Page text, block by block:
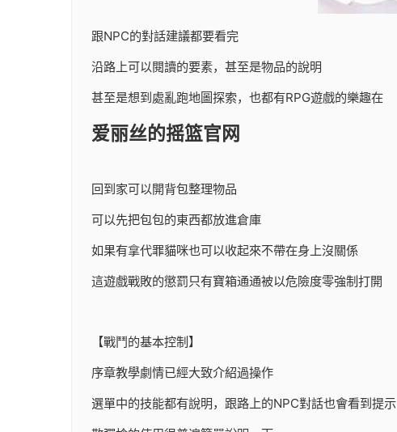
跟NPC的對話建議都要看完
沿路上可以閱讀的要素，甚至是物品的說明
甚至是想到處亂跑地圖探索，也都有RPG遊戲的樂趣在
爱丽丝的摇篮官网
回到家可以開背包整理物品
可以先把包包的東西都放進倉庫
如果有拿代罪貓咪也可以收起來不帶在身上沒關係
這遊戲戰敗的懲罰只有寶箱通通被以危險度零強制打開
【戰鬥的基本控制】
序章教學劇情已經大致介紹過操作
選單中的技能都有說明，跟路上的NPC對話也會看到提示